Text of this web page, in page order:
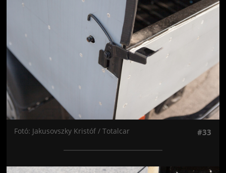
Fotó: Jakusovszky Kristóf / Totalcar #33